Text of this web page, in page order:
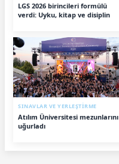
LGS 2026 birincileri formülü
verdi: Uyku, kitap ve disiplin
SINAVLAR VE YERLEŞTİRME
Atılım Üniversitesi mezunlarını
uğurladı